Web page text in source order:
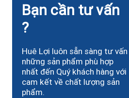
Bạn cần tư vấn
?
Huê Lợi luôn sẵn sàng tư vấn
những sản phẩm phù hợp
nhất đến Quý khách hàng với
cam kết về chất lượng sản
phẩm.